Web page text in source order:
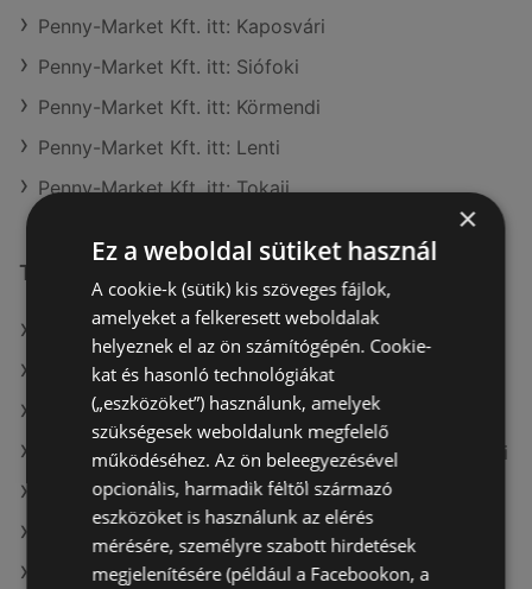
Penny-Market Kft. itt: Kaposvári
Penny-Market Kft. itt: Siófoki
Penny-Market Kft. itt: Körmendi
Penny-Market Kft. itt: Lenti
Penny-Market Kft. itt: Tokaji
További linkek
A(z) Penny-Market Kft. ajánlatai
A(z) Family Frost ajánlatai
A(z) Privát max ajánlatai
A(z) Fressnapf-Hungária Kft. aktuális akciós újságjai
A(z) Coop aktuális akciós újságjai
A(z) Müller HU aktuális akciós újságjai
A(z) Auchan aktuális akciós újságjai
×
Ez a weboldal sütiket használ
A cookie-k (sütik) kis szöveges fájlok,
amelyeket a felkeresett weboldalak
helyeznek el az ön számítógépén. Cookie-
kat és hasonló technológiákat
(„eszközöket”) használunk, amelyek
szükségesek weboldalunk megfelelő
működéséhez. Az ön beleegyezésével
opcionális, harmadik féltől származó
eszközöket is használunk az elérés
mérésére, személyre szabott hirdetések
megjelenítésére (például a Facebookon, a